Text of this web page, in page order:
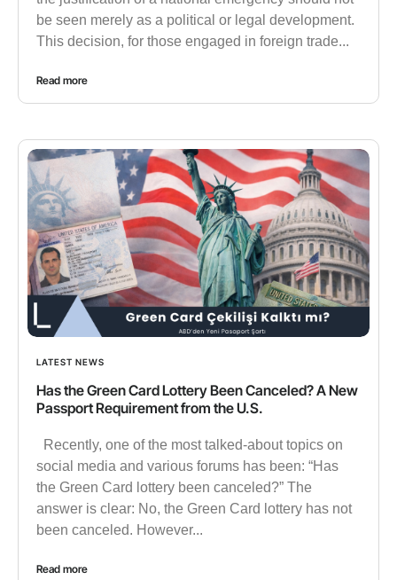
be seen merely as a political or legal development.
This decision, for those engaged in foreign trade...
Read more
LATEST NEWS
Has the Green Card Lottery Been Canceled? A New
Passport Requirement from the U.S.
Recently, one of the most talked-about topics on
social media and various forums has been: “Has
the Green Card lottery been canceled?” The
answer is clear: No, the Green Card lottery has not
been canceled. However...
Read more